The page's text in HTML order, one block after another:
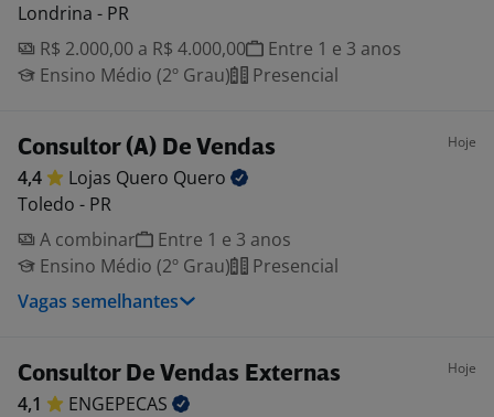
Londrina - PR
R$ 2.000,00 a R$ 4.000,00
Entre 1 e 3 anos
Ensino Médio (2º Grau)
Presencial
Consultor (A) De Vendas Hoje
4,4 Lojas Quero Quero
Toledo - PR
A combinar
Entre 1 e 3 anos
Ensino Médio (2º Grau)
Presencial
Vagas semelhantes
Consultor De Vendas Externas Hoje
4,1
ENGEPECAS